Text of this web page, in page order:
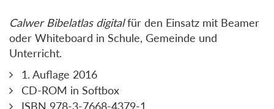
Calwer Bibelatlas digitalfür den Einsatz mit Beamer
oder Whiteboard in Schule, Gemeinde und
Unterricht.
1. Auflage 2016
CD-ROM in Softbox
ISBN 978-3-7668-4379-1